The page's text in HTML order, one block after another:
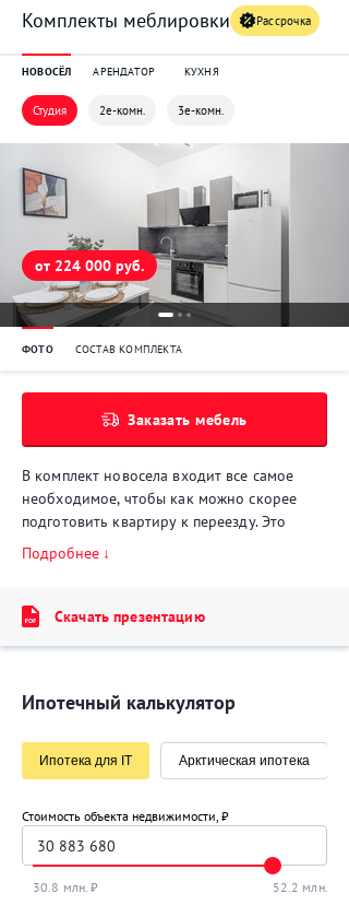
Комплекты меблировки Рассрочка
НОВОСЁЛ АРЕНДАТОР КУХНЯ
Студия 2е-комн. 3е-комн.
от 224 000 руб.
ФОТО СОСТАВ КОМПЛЕКТА
Заказать мебель
В комплект новосела входит все самое
необходимое, чтобы как можно скорее
подготовить квартиру к переезду. Это
решение для тех, кто не готов тратить
время на поездки по магазинам и
включена корпусная и мягкая мебель,
Подробнее
Скачать презентацию
Ипотечный калькулятор
Ипотека для IT Арктическая ипотека
Стоимость объекта недвижимости, ₽
30.8 млн. ₽ 52.2 млн. ₽